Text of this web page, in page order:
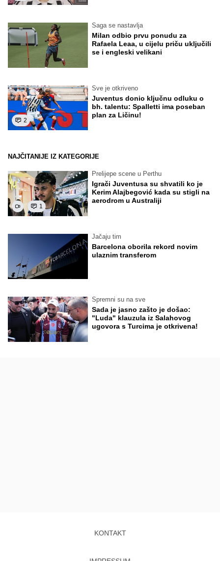
Saga se nastavlja
Milan odbio prvu ponudu za
Rafaela Leaa, u cijelu priču uključili
se i engleski velikani
2
Sve je otkriveno
Juventus donio ključnu odluku o
bh. talentu: Spalletti ima poseban
plan za Ličinu!
NAJČITANIJE IZ KATEGORIJE
1
Prelijepe scene u Perthu
Igrači Juventusa su shvatili ko je
Kerim Alajbegović kada su stigli na
aerodrom u Australiji
Jačaju tim
Barcelona oborila rekord novim
ulaznim transferom
Spremni su na sve
Sada je jasno zašto je došao:
"Luda" klauzula iz Salahovog
ugovora s Turcima je otkrivena!
KONTAKT